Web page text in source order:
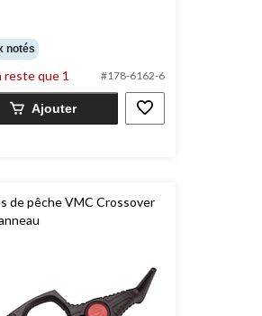
notés
reste que 1 #178-6162-6
Ajouter
de pêche VMC Crossover